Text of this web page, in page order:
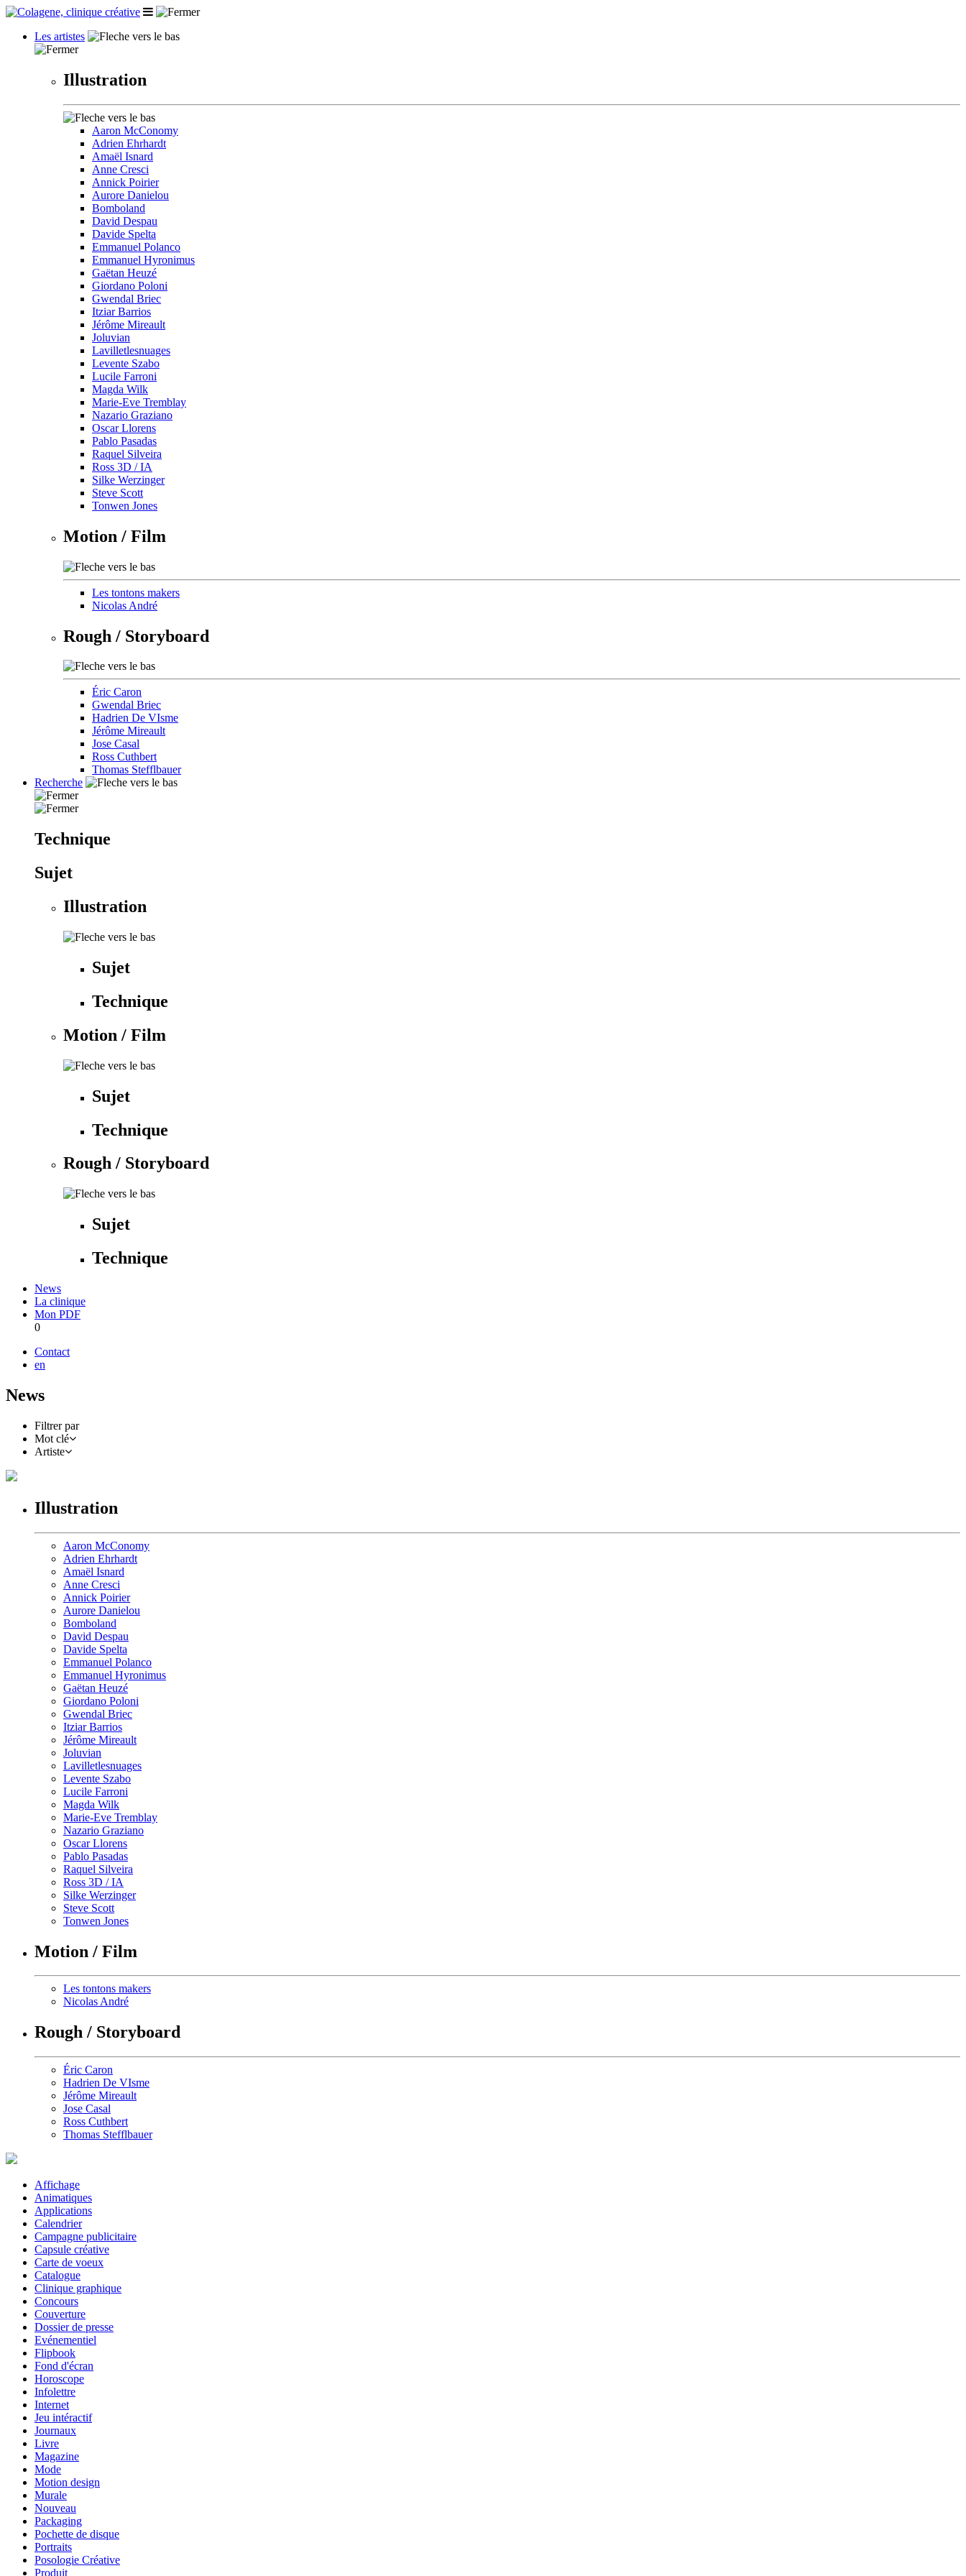
Les artistes
Illustration
Aaron McConomy
Adrien Ehrhardt
Amaël Isnard
Anne Cresci
Annick Poirier
Aurore Danielou
Bomboland
David Despau
Davide Spelta
Emmanuel Polanco
Emmanuel Hyronimus
Gaëtan Heuzé
Giordano Poloni
Gwendal Briec
Itziar Barrios
Jérôme Mireault
Joluvian
Lavilletlesnuages
Levente Szabo
Lucile Farroni
Magda Wilk
Marie-Eve Tremblay
Nazario Graziano
Oscar Llorens
Pablo Pasadas
Raquel Silveira
Ross 3D / IA
Silke Werzinger
Steve Scott
Tonwen Jones
Motion / Film
Les tontons makers
Nicolas André
Rough / Storyboard
Éric Caron
Gwendal Briec
Hadrien De VIsme
Jérôme Mireault
Jose Casal
Ross Cuthbert
Thomas Stefflbauer
Recherche
Technique
Sujet
Illustration
Sujet
Technique
Motion / Film
Sujet
Technique
Rough / Storyboard
Sujet
Technique
News
La clinique
Mon PDF
0
Contact
en
News
Filtrer par
Mot clé
Artiste
Illustration
Aaron McConomy
Adrien Ehrhardt
Amaël Isnard
Anne Cresci
Annick Poirier
Aurore Danielou
Bomboland
David Despau
Davide Spelta
Emmanuel Polanco
Emmanuel Hyronimus
Gaëtan Heuzé
Giordano Poloni
Gwendal Briec
Itziar Barrios
Jérôme Mireault
Joluvian
Lavilletlesnuages
Levente Szabo
Lucile Farroni
Magda Wilk
Marie-Eve Tremblay
Nazario Graziano
Oscar Llorens
Pablo Pasadas
Raquel Silveira
Ross 3D / IA
Silke Werzinger
Steve Scott
Tonwen Jones
Motion / Film
Les tontons makers
Nicolas André
Rough / Storyboard
Éric Caron
Hadrien De VIsme
Jérôme Mireault
Jose Casal
Ross Cuthbert
Thomas Stefflbauer
Affichage
Animatiques
Applications
Calendrier
Campagne publicitaire
Capsule créative
Carte de voeux
Catalogue
Clinique graphique
Concours
Couverture
Dossier de presse
Evénementiel
Flipbook
Fond d'écran
Horoscope
Infolettre
Internet
Jeu intéractif
Journaux
Livre
Magazine
Mode
Motion design
Murale
Nouveau
Packaging
Pochette de disque
Portraits
Posologie Créative
Produit